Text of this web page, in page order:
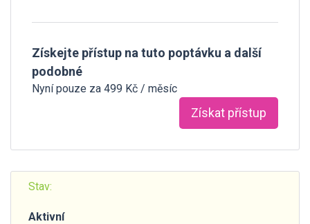
Získejte přístup na tuto poptávku a další
podobné
Nyní pouze za 499 Kč / měsíc
Získat přístup
Stav:
Aktivní